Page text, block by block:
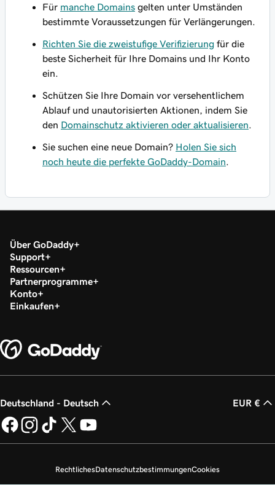
Für manche Domains gelten unter Umständen
bestimmte Voraussetzungen für Verlängerungen.
Richten Sie die zweistufige Verifizierung für die
beste Sicherheit für Ihre Domains und Ihr Konto
ein.
Schützen Sie Ihre Domain vor versehentlichem
Ablauf und unautorisierten Aktionen, indem Sie
den Domainschutz aktivieren oder aktualisieren
Sie suchen eine neue Domain? Holen Sie sich
noch heute die perfekte GoDaddy-Domain
Über GoDaddy
Support
Ressourcen
Partnerprogramme
Konto
Einkaufen
Deutschland - Deutsch EUR €
RechtlichesDatenschutzbestimmungenCookies